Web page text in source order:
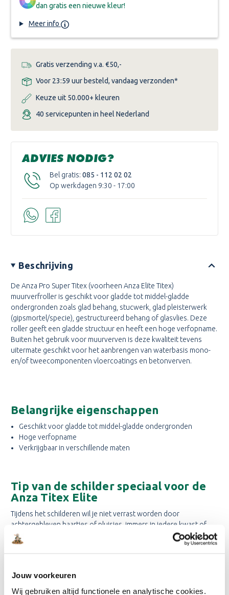
Jouw voorkeuren
Wij gebruiken altijd functionele en analytische cookies.
dan gratis een nieuwe kleur!
Meer info
Gratis verzending v.a. €50,-
Voor 23:59 uur besteld, vandaag verzonden*
Keuze uit 50.000+ kleuren
40 servicepunten in heel Nederland
ADVIES NODIG?
Bel gratis: 085 - 112 02 02
Op werkdagen 9:30 - 17:00
Beschrijving
De Anza Pro Super Titex (voorheen Anza Elite Titex)
muurverfroller is geschikt voor gladde tot middel-gladde
ondergronden zoals glad behang, stucwerk, glad pleisterwerk
(gipsmortel/specie), gestructureerd behang of glasvlies. Deze
roller geeft een gladde structuur en heeft een hoge verfopname.
Buiten het gebruik voor muurverven is deze kwaliteit tevens
uitermate geschikt voor het aanbrengen van waterbasis mono-
en/of tweecomponenten vloercoatings en betonverven.
Belangrijke eigenschappen
Geschikt voor gladde tot middel-gladde ondergronden
Hoge verfopname
Verkrijgbaar in verschillende maten
Tip van de schilder speciaal voor de
Anza Titex Elite
Tijdens het schilderen wil je niet verrast worden door
achtergebleven haartjes of pluisjes, immers in iedere kwast of
roller kunnen uit de fabriek wat restjes blijven zitten. Maak de
roller gebruiksklaar incl. beugel en rol hem een aantal keer onder